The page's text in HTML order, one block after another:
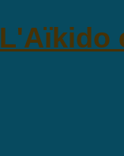
L'Aïkido